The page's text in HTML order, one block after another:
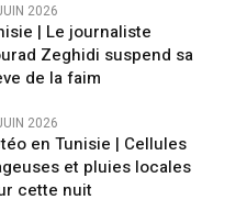
2026
| Le journaliste
Zeghidi suspend sa
de la faim
2026
en Tunisie | Cellules
et pluies locales
cette nuit